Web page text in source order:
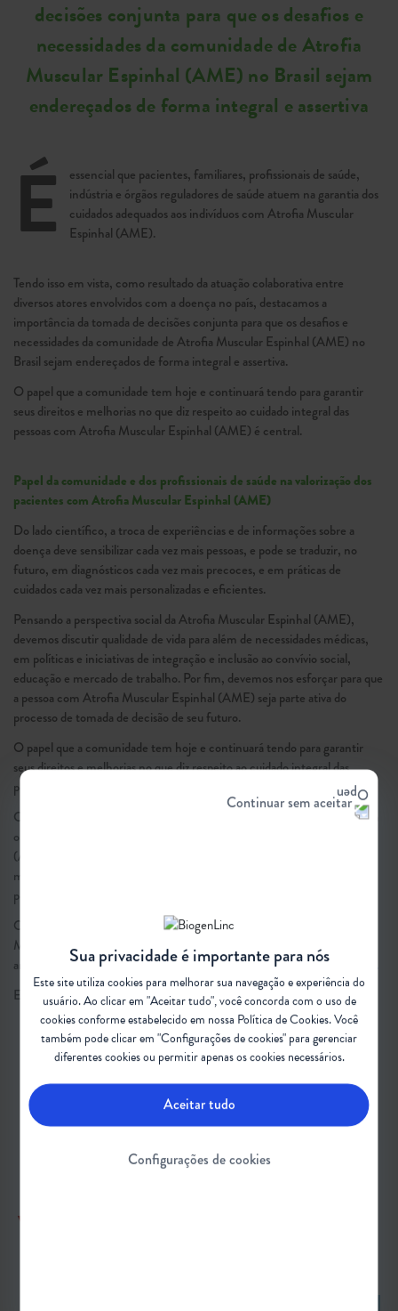
Sua privacidade é importante para nós
Este site utiliza cookies para melhorar sua navegação e experiência do
usuário. Ao clicar em "Aceitar tudo", você concorda com o uso de
cookies conforme estabelecido em nossa Política de Cookies. Você
também pode clicar em "Configurações de cookies" para gerenciar
diferentes cookies ou permitir apenas os cookies necessários.
Aceitar tudo
Configurações de cookies
Continuar sem aceitar
decisões conjunta para que os desafios e
necessidades da comunidade de Atrofia
Muscular Espinhal (AME) no Brasil sejam
endereçados de forma integral e assertiva
É
essencial que pacientes, familiares, profissionais de saúde,
indústria e órgãos reguladores de saúde atuem na garantia dos
cuidados adequados aos indivíduos com Atrofia Muscular
Espinhal (AME).
Tendo isso em vista, como resultado da atuação colaborativa entre
diversos atores envolvidos com a doença no país, destacamos a
importância da tomada de decisões conjunta para que os desafios e
necessidades da comunidade de Atrofia Muscular Espinhal (AME) no
Brasil sejam endereçados de for­ma integral e assertiva.
O papel que a comunidade tem hoje e continuará tendo para garantir
seus direitos e melhorias no que diz respeito ao cuidado integral das
pessoas com Atrofia Muscular Espinhal (AME) é central.
Papel da comunidade e dos profissionais de saúde na valorização dos
pacientes com Atrofia Muscular Espinhal (AME)
Do lado científico, a troca de experiências e de informações sobre a
doença deve sensibilizar cada vez mais pessoas, e pode se traduzir, no
futuro, em diagnósticos cada vez mais precoces, e em práticas de
cuidados cada vez mais personalizadas e eficientes.
Pensando a perspectiva social da Atrofia Muscular Espinhal (AME),
devemos discutir qualidade de vida para além de necessidades médicas,
em políticas e iniciativas de integração e inclusão ao convívio social,
educação e mercado de trabalho. Por fim, devemos nos esforçar para que
a pessoa com Atrofia Muscular Espinhal (AME) seja parte ativa do
processo de tomada de decisão de seu futuro.
O papel que a comunidade tem hoje e continuará tendo para garantir
seus direitos e melhorias no que diz respeito ao cuidado integral das
pessoas com Atrofia Muscular Espinhal (AME) é central.
Com todos os pontos abordados, faz-se necessário instituir no Brasil uma
onda de debates e novas discussões sobre a Atrofia Muscular Espinhal
(AME), que possibilitem colocar em prática ações importantes para a
melhoria da vida da comunidade como um todo. Trabalhando hoje
podemos mudar o amanhã.
O conteúdo discutido foi inspirado no Guia de Discussão sobre Atrofia
Muscular Espinhal (AME) no Brasil: Trabalhando hoje para mudar o
amanhã.
Clique para baixar o Guia gratuitamente e disponível na íntegra.
Em dúvida sobre algum termo desta matéria?Confira o glossário.
#AtrofiaMuscularEspinhal #AME
#DebatePúblico #Discussão
VEJA TAMBÉM